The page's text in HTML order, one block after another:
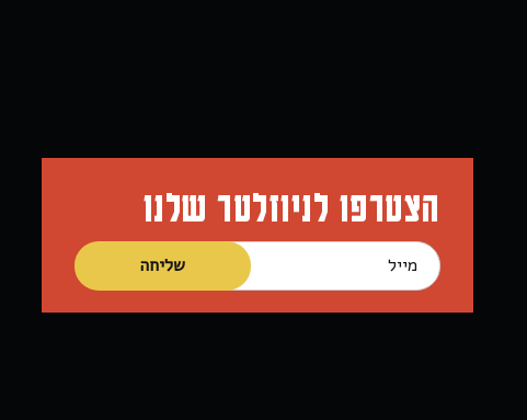
הצטרפו לניוזלטר שלנו